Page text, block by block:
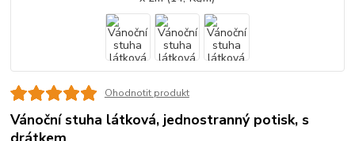
Ohodnotit produkt
Vánoční stuha látková, jednostranný potisk, s